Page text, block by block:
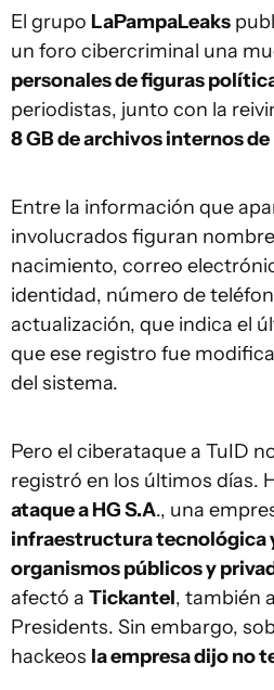
El grupo LaPampaLeaks
un foro cibercriminal una
personales de figuras
periodistas, junto con la
8 GB de archivos internos
Entre la información que
involucrados figuran
nacimiento, correo
identidad, número de
actualización, que indica el
que ese registro fue
del sistema.
Pero el ciberataque a TuID
registró en los últimos días.
ataque a HG S.A., una
infraestructura tecnológica
organismos públicos y
afectó a Tickantel, también
Presidents. Sin embargo,
hackeos la empresa dijo no